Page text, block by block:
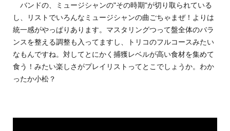
バンドの、ミュージシャンの"その時期"が切り取られている
し、リストでいろんなミュージシャンの曲ごちゃまぜ！よりは
統一感がやっぱりあります。マスタリングつって盤全体のバラ
ンスを整える調整も入ってますし、トリコのフルコースみたい
なもんですね。対してとにかく捕獲レベルが高い食材を集めて
食う！みたい楽しさがプレイリストってとこでしょうか。わか
ったか小松？